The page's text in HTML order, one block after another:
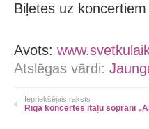
Biļetes uz
Avots:
Atslēgas vārdi:
Iepriekšējais raksts
Rīgā koncertēs itāļu soprāni